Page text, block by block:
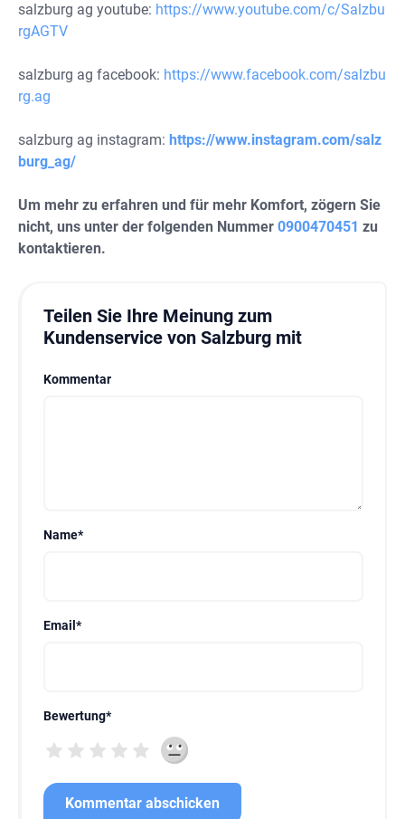
salzburg ag youtube: https://www.youtube.com/c/Salzbu
rgAGTV
salzburg ag facebook: https://www.facebook.com/salzbu
rg.ag
salzburg ag instagram: https://www.instagram.com/salz
burg_ag/
Um mehr zu erfahren und für mehr Komfort, zögern Sie
nicht, uns unter der folgenden Nummer 0900470451 zu
kontaktieren.
Teilen Sie Ihre Meinung zum
Kundenservice von Salzburg mit
Kommentar
Name*
Email *
Bewertung*